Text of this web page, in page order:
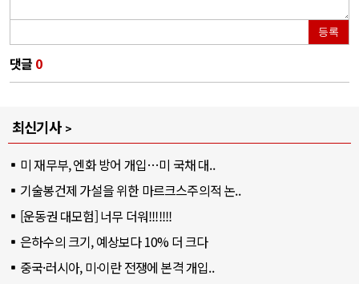
등록
댓글 0
최신기사
미 재무부, 엔화 방어 개입…미 국채 대..
기술봉건제 가설을 위한 마르크스주의적 논..
[운동권 대모험] 너무 더워!!!!!!!
은하수의 크기, 예상보다 10% 더 크다
중국·러시아, 미·이란 전쟁에 본격 개입..